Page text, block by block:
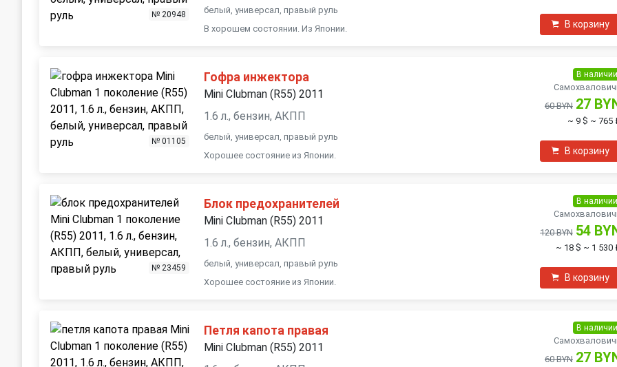
№ 20948
белый, универсал, правый руль
В хорошем состоянии. Из Японии.
В корзину
№ 01105
Гофра инжектора
Mini Clubman (R55) 2011
1.6 л., бензин, АКПП
белый, универсал, правый руль
Хорошее состояние из Японии.
В наличии
60 BYN 27
~ 9 $ ~ 765
В корзину
№ 23459
Блок предохранителей
Mini Clubman (R55) 2011
1.6 л., бензин, АКПП
белый, универсал, правый руль
Хорошее состояние из Японии.
В наличии
120 BYN 54
~ 18 $ ~ 1 530
В корзину
Петля капота правая
Mini Clubman (R55) 2011
В наличии
60 BYN 27